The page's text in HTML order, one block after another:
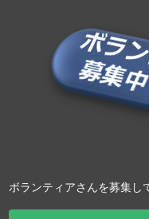
ボランティアさんを募集し